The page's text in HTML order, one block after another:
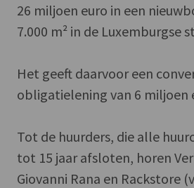
26 miljoen euro in een
7.000 m² in de Luxemburgse
Het geeft daarvoor een
obligatielening van 6 miljoen
Tot de huurders, die alle
tot 15 jaar afsloten, horen
Giovanni Rana en Rackstore